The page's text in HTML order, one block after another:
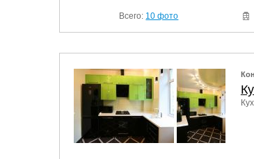
Всего: 10 фото